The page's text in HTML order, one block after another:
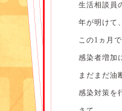
生活相談員
年が明けて
この1ヵ月
感染者増加
まだまだ油
感染対策を